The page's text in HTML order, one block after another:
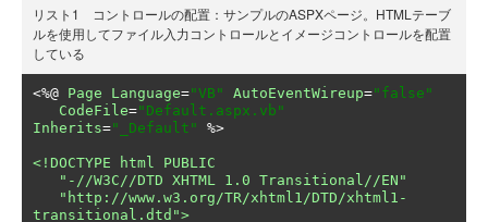
リスト1 コントロールの配置：サンプルのASPXページ。HTMLテーブ
ルを使用してファイル入力コントロールとイメージコントロールを配置
している
<%@ Page Language="VB" AutoEventWireup="false"
CodeFile="Default.aspx.vb"
Inherits="_Default" %>
<!DOCTYPE html PUBLIC
transitional.dtd">